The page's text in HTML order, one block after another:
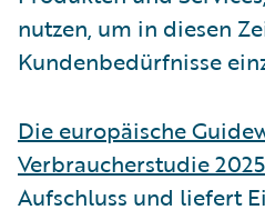
nutzen, um in diesen
Kundenbedürfnisse
Die europäische
Verbraucherstudie 2025
Aufschluss und liefert